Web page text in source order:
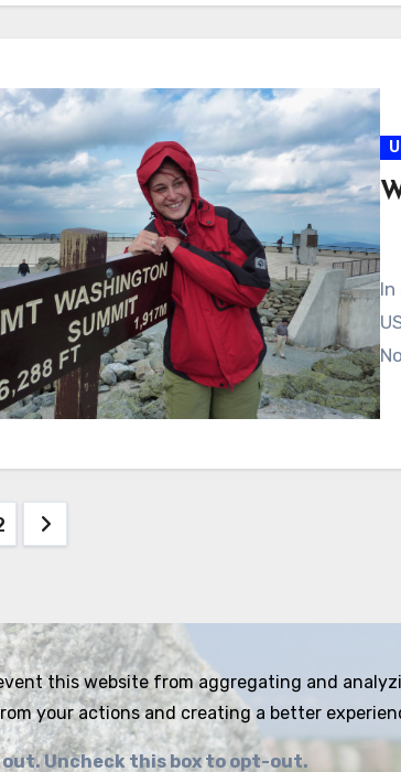
this website from aggregating and
your actions and creating a better
out. Uncheck this box to opt-out.